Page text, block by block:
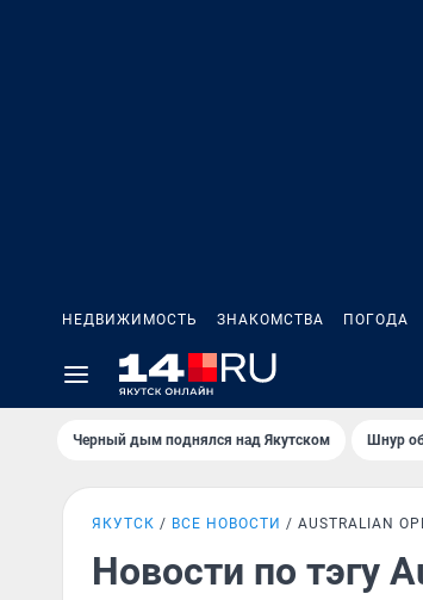
НЕДВИЖИМОСТЬ ЗНАКОМСТВА ПОГОДА
Черный дым поднялся над Якутском Шнур
ЯКУТСК ВСЕ НОВОСТИ AUSTRALIAN
Новости по тэгу